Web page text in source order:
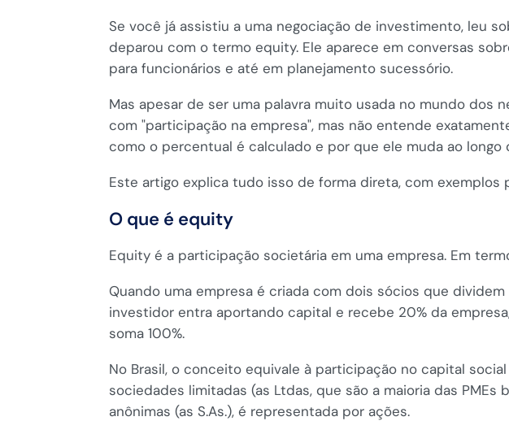
Se você já assistiu a uma negociação de investimento, leu
deparou com o termo equity. Ele aparece em conversas
para funcionários e até em planejamento sucessório.
Mas apesar de ser uma palavra muito usada no mundo dos
com "participação na empresa", mas não entende
como o percentual é calculado e por que ele muda ao longo
Este artigo explica tudo isso de forma direta, com
O que é equity
Equity é a participação societária em uma empresa. Em
Quando uma empresa é criada com dois sócios que
investidor entra aportando capital e recebe 20% da
soma 100%.
No Brasil, o conceito equivale à participação no capital
sociedades limitadas (as Ltdas, que são a maioria das
anônimas (as S.As.), é representada por ações.